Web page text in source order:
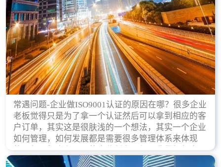
常遇问题-企业做ISO9001认证的原因在哪？很多企业
老板觉得只是为了拿一个认证然后可以拿到相应的客
户订单，其实这是很肤浅的一个想法，其实一个企业
如何管理，如何发展都是需要很多管理体系来体现
的，每天都会有不同的企业创立，但是我们如何去证
实一个企业的合法，有质量保证了？这就是ISO9001